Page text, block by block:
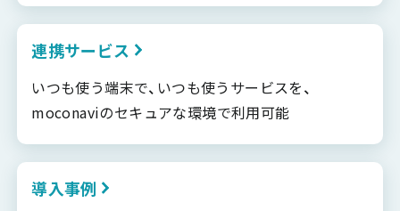
連携サービス
いつも使う端末で、いつも使うサービスを、
moconaviのセキュアな環境で利用可能
導入事例